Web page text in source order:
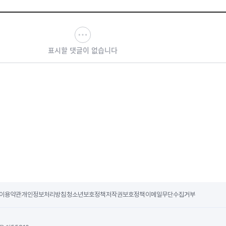
표시할 댓글이 없습니다
용약관개인정보처리방침 청소년보호정책저작권보호정책 이메일무단수집거부